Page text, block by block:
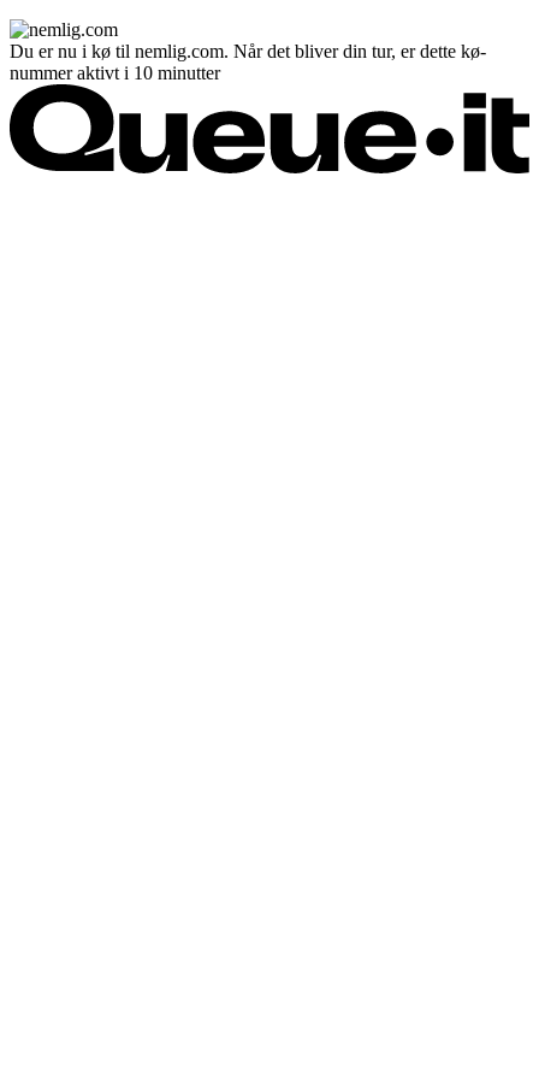
Du er nu i kø til nemlig.com. Når det bliver din tur, er dette kø-
nummer aktivt i 10 minutter